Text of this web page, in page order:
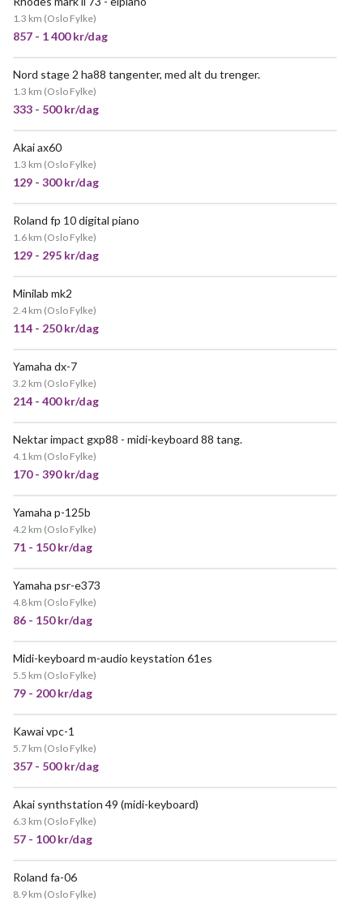
1.3 km (Oslo Fylke)
857 - 1 400 kr/dag
Nord stage 2 ha88 tangenter, med alt du trenger.
1.3 km (Oslo Fylke)
333 - 500 kr/dag
Akai ax60
1.3 km (Oslo Fylke)
129 - 300 kr/dag
Roland fp 10 digital piano
1.6 km (Oslo Fylke)
129 - 295 kr/dag
Minilab mk2
2.4 km (Oslo Fylke)
114 - 250 kr/dag
Yamaha dx-7
3.2 km (Oslo Fylke)
214 - 400 kr/dag
Nektar impact gxp88 - midi-keyboard 88 tang.
4.1 km (Oslo Fylke)
170 - 390 kr/dag
Yamaha p-125b
4.2 km (Oslo Fylke)
71 - 150 kr/dag
Yamaha psr-e373
4.8 km (Oslo Fylke)
86 - 150 kr/dag
Midi-keyboard m-audio keystation 61es
5.5 km (Oslo Fylke)
79 - 200 kr/dag
Kawai vpc-1
5.7 km (Oslo Fylke)
357 - 500 kr/dag
Akai synthstation 49 (midi-keyboard)
6.3 km (Oslo Fylke)
57 - 100 kr/dag
Roland fa-06
8.9 km (Oslo Fylke)